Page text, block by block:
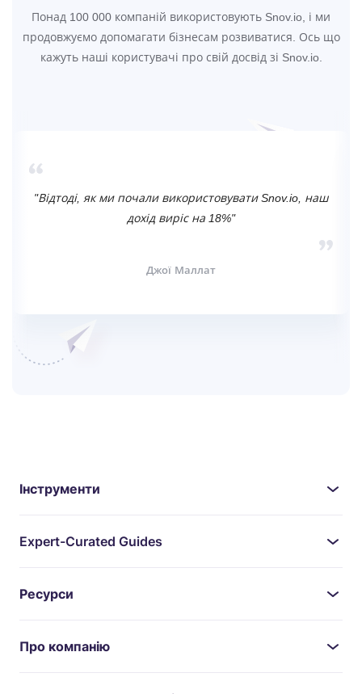
Понад 100 000 компаній використовують Snov.io, і ми
продовжуємо допомагати бізнесам розвиватися. Ось що
кажуть наші користувачі про свій досвід зі Snov.io.
"Відтоді, як ми почали використовувати Snov.io, наш
дохід виріс на 18%"
Джої Маллат
Інструменти
Expert-Curated Guides
Ресурси
Про компанію